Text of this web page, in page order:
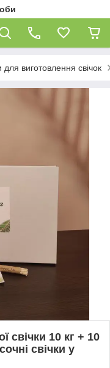
для виготовлення свічок
свічки 10 кг + 10
свічки у